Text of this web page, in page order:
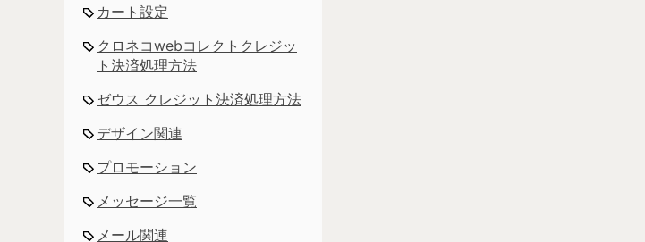
カート設定
クロネコwebコレクトクレジッ
ト決済処理方法
ゼウス クレジット決済処理方法
デザイン関連
プロモーション
メッセージ一覧
メール関連